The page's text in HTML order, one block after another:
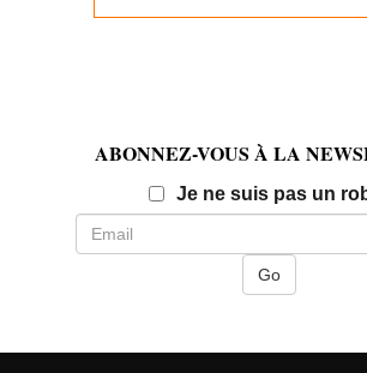
ABONNEZ-VOUS À LA
Je ne suis pas un